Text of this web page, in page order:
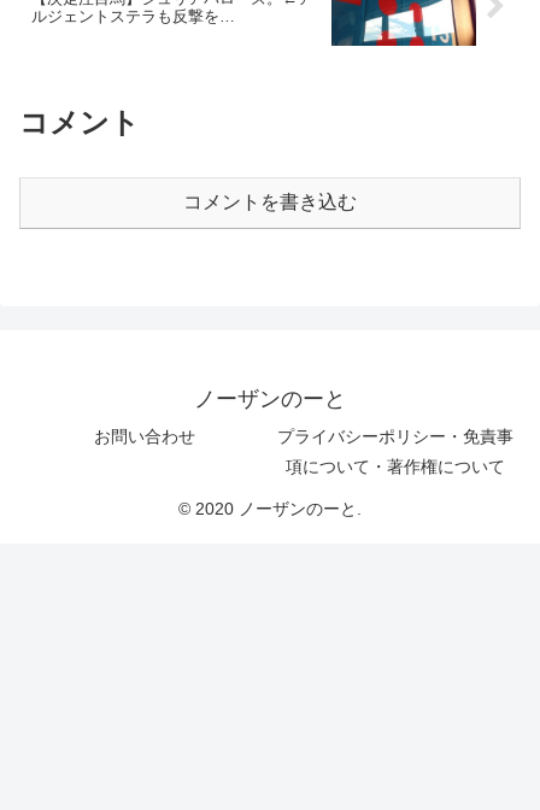
ルジェントステラも反撃を…
コメント
コメントを書き込む
ノーザンのーと
お問い合わせ
プライバシーポリシー・免責事
項について・著作権について
© 2020 ノーザンのーと.